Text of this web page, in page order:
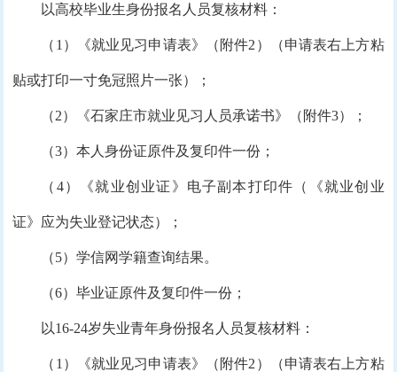
以高校毕业生身份报名人员复核材料：
（1）《就业见习申请表》（附件2）（申请表右上方粘
贴或打印一寸免冠照片一张）；
（2）《石家庄市就业见习人员承诺书》（附件3）；
（3）本人身份证原件及复印件一份；
（4）《就业创业证》电子副本打印件（《就业创业
证》应为失业登记状态）；
（5）学信网学籍查询结果。
（6）毕业证原件及复印件一份；
以16-24岁失业青年身份报名人员复核材料：
（1）《就业见习申请表》（附件2）（申请表右上方粘